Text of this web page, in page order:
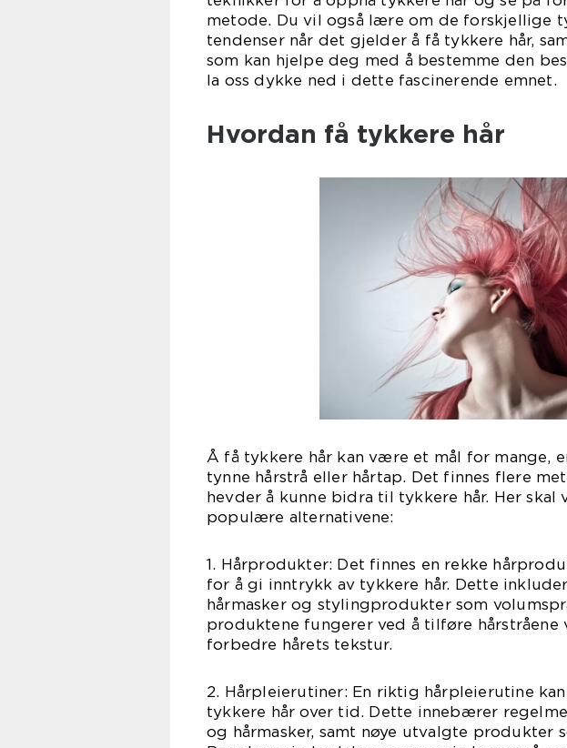
metode. Du vil også lære om de forskjellige
tendenser når det gjelder å få tykkere hår,
som kan hjelpe deg med å bestemme den
la oss dykke ned i dette fascinerende emnet.
Hvordan få tykkere hår
Å få tykkere hår kan være et mål for mange,
tynne hårstrå eller hårtap. Det finnes flere
hevder å kunne bidra til tykkere hår. Her skal
populære alternativene:
1. Hårprodukter: Det finnes en rekke
for å gi inntrykk av tykkere hår. Dette
hårmasker og stylingprodukter som
produktene fungerer ved å tilføre hårstråene
forbedre hårets tekstur.
2. Hårpleierutiner: En riktig hårpleierutine
tykkere hår over tid. Dette innebærer
og hårmasker, samt nøye utvalgte produkter